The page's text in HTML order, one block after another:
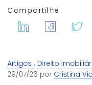
Compartilhe
Artigos , Direito
29/07/26 por Cristina